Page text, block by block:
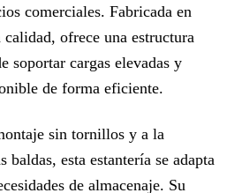
comerciales. Fabricada en
ofrece una estructura
soportar cargas elevadas y
de forma eficiente.
sin tornillos y a la
baldas, esta estantería se adapta
de almacenaje. Su